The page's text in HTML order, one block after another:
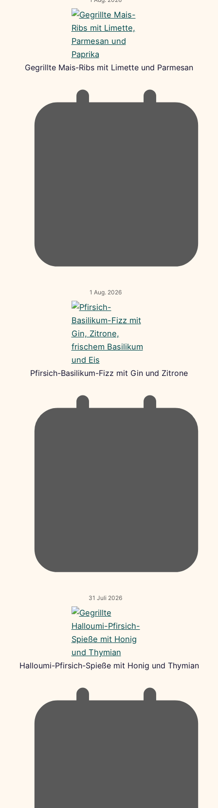
Gegrillte Mais-Ribs mit Limette und Parmesan
1 Aug. 2026
Pfirsich-Basilikum-Fizz mit Gin und Zitrone
31 Juli 2026
Halloumi-Pfirsich-Spieße mit Honig und Thymian